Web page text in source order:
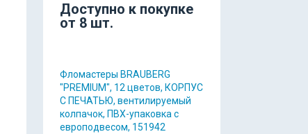
Доступно к покупке
от 8 шт.
Фломастеры BRAUBERG
"PREMIUM", 12 цветов, КОРПУС
С ПЕЧАТЬЮ, вентилируемый
колпачок, ПВХ-упаковка с
европодвесом, 151942